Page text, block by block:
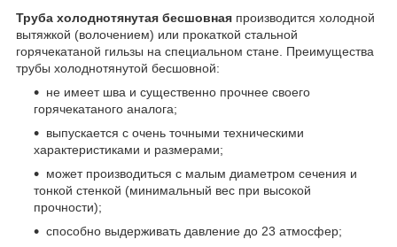
Труба холоднотянутая бесшовная производится холодной
вытяжкой (волочением) или прокаткой стальной
горячекатаной гильзы на специальном стане. Преимущества
трубы холоднотянутой бесшовной:
не имеет шва и существенно прочнее своего
горячекатаного аналога;
выпускается с очень точными техническими
характеристиками и размерами;
может производиться с малым диаметром сечения и
тонкой стенкой (минимальный вес при высокой
прочности);
способно выдерживать давление до 23 атмосфер;